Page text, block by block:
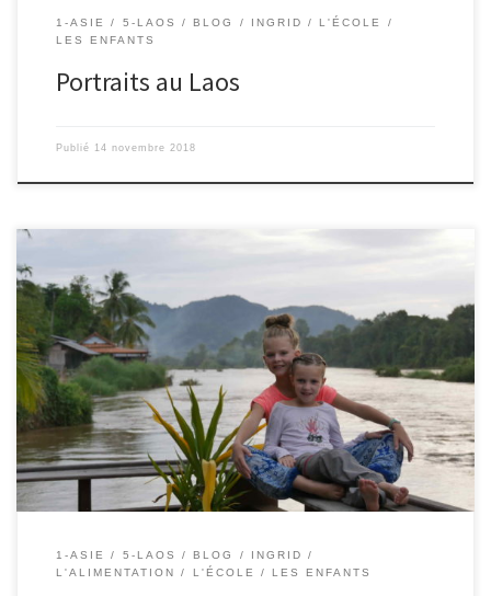
1-ASIE 5-LAOS BLOG INGRID
L'ÉCOLE
LES ENFANTS
Portraits au Laos
Publié 14 novembre 2018
Le 13/11/2018 – Ingrid. Après 10 minutes de bateau et 2h de
minibus, la liaison Champasak – les 4000 îles est effectuée. Nous
voyageons toujours avec nos nouveaux amis français Angélique,
Cédric et leurs enfants rencontrés à Paksé quelques jours avant.
Nous avons opté pour un hôtel au bord […]
1-ASIE 5-LAOS BLOG
INGRID
L'ALIMENTATION
L'ÉCOLE LES ENFANTS